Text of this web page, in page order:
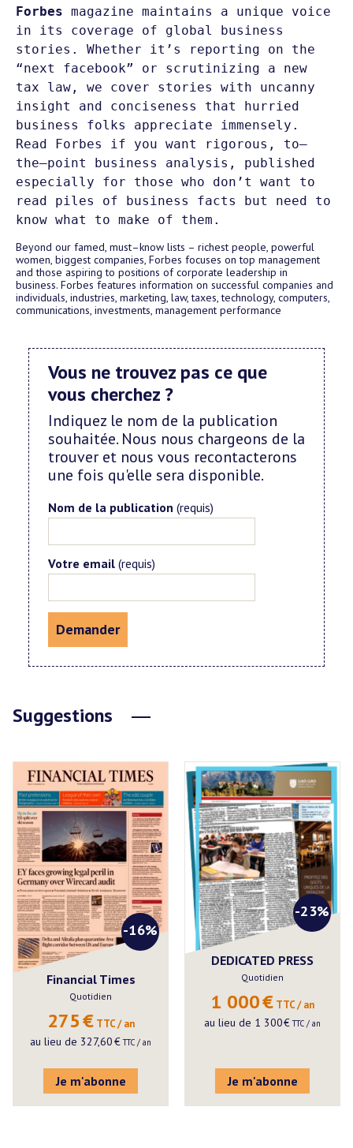
Forbes magazine maintains a unique voice
in its coverage of global business
stories. Whether it’s reporting on the
“next facebook” or scrutinizing a new
tax law, we cover stories with uncanny
insight and conciseness that hurried
business folks appreciate immensely.
Read Forbes if you want rigorous, to–
the–point business analysis, published
especially for those who don’t want to
read piles of business facts but need to
know what to make of them.
Beyond our famed, must–know lists – richest people, powerful
women, biggest companies, Forbes focuses on top management
and those aspiring to positions of corporate leadership in
business. Forbes features information on successful companies and
individuals, industries, marketing, law, taxes, technology, computers,
communications, investments, management performance
Vous ne trouvez pas ce que
vous cherchez ?
Indiquez le nom de la publication
souhaitée. Nous nous chargeons de la
trouver et nous vous recontacterons
une fois qu'elle sera disponible.
Nom de la publication (requis)
Votre email (requis)
Suggestions
-16%
Financial Times
Quotidien
275€ TTC / an
au lieu de 327,60€ TTC / an
Je m'abonne
-23%
DEDICATED PRESS
Quotidien
1 000€ TTC / an
au lieu de 1 300€ TTC / an
Je m'abonne